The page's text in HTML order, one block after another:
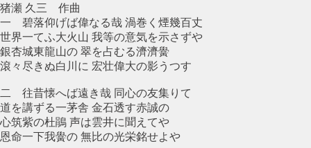
猪瀬 久三 作曲
一 碧落仰げば偉なる哉 渦巻く煙幾百丈
世界一てふ大火山 我等の意気を示さずや
銀杏城東龍山の 翠を占むる濟濟黌
滾々尽きぬ白川に 宏壮偉大の影うつす
二 往昔懐へば遠き哉 同心の友集りて
道を講ずる一茅舎 金石透す赤誠の
心筑紫の杜鵑 声は雲井に聞えてや
恩命一下我黌の 無比の光栄銘せよや